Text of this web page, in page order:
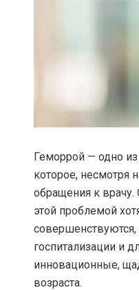
Геморрой — одно
которое, несмотря
обращения к врачу.
этой проблемой
госпитализации и
инновационные,
возраста.